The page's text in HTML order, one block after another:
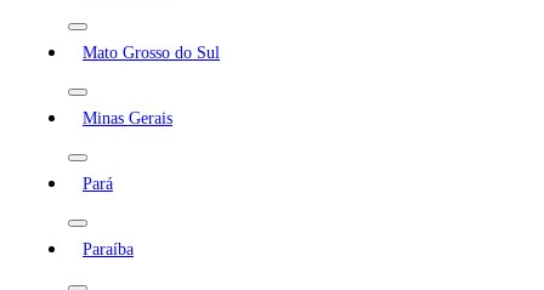
Mato Grosso do Sul
Minas Gerais
Pará
Paraíba